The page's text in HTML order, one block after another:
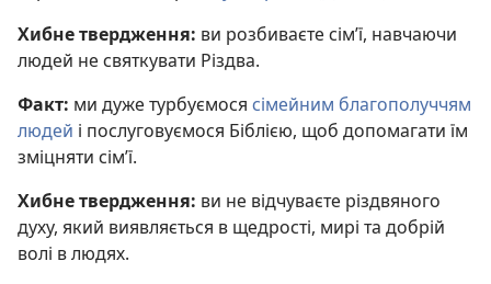
Хибне твердження: ви розбиваєте сім’ї, навчаючи
людей не святкувати Різдва.
Факт: ми дуже турбуємося сімейним благополуччям
людей і послуговуємося Біблією, щоб допомагати їм
зміцняти сім’ї.
Хибне твердження: ви не відчуваєте різдвяного
духу, який виявляється в щедрості, мирі та добрій
волі в людях.